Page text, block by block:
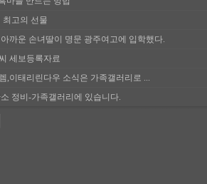
최고의 선물
까운 손녀딸이 명문 광주여고에 입학했다.
세보등록자료
,이태리린다우 소식은 가족갤러리로 ...
정비-가족갤러리에 있습니다.